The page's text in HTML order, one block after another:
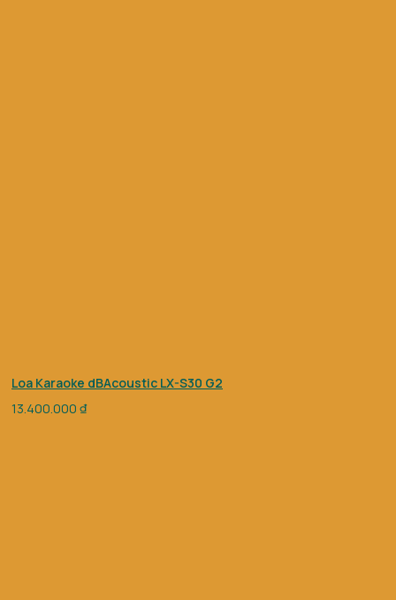
Loa Karaoke dBAcoustic LX-S30 G2
13.400.000 ₫